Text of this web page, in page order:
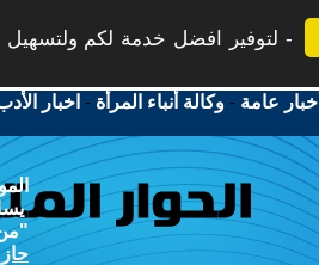
لتوفير افضل خدمة لكم ولتسهيل
أخبار عامة -وكالة أنباء المرأة - اخبار